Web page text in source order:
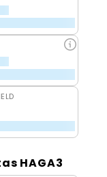
HAGA3